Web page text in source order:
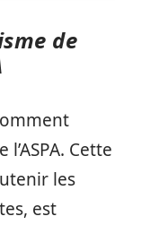
de
Cette
les
est